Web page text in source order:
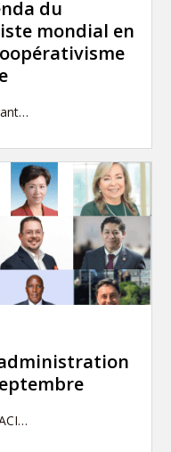
du
mondial en